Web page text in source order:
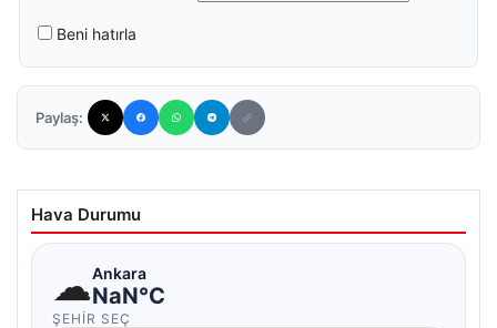
Beni hatırla
Paylaş:
Hava Durumu
☁Ankara
NaN°C
ŞEHIR SEÇ